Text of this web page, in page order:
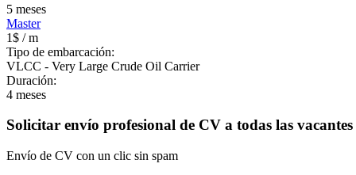
5 meses
Master
1$ / m
Tipo de embarcación:
VLCC - Very Large Crude Oil Carrier
Duración:
4 meses
Solicitar envío profesional de CV a todas las vacantes
Envío de CV con un clic sin spam